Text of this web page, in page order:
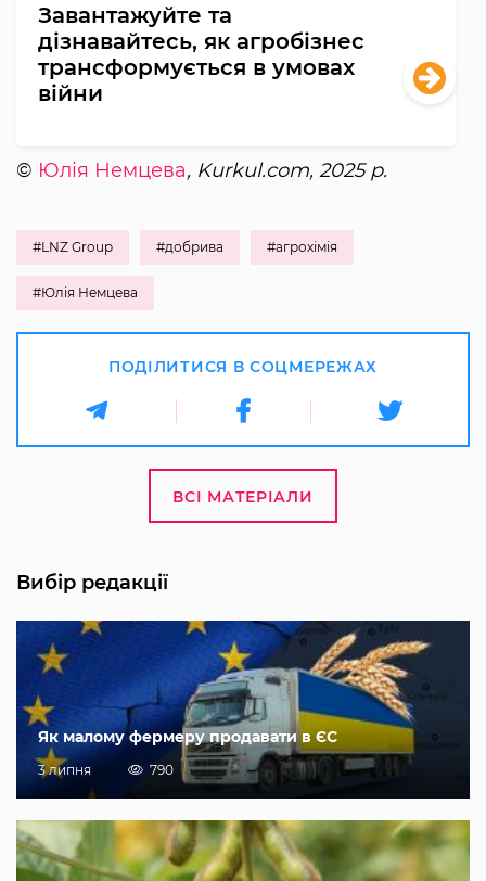
Завантажуйте та
дізнавайтесь, як агробізнес
трансформується в умовах
війни
© Юлія Немцева, Kurkul.com, 2025 р.
#LNZ Group #добрива #агрохімія
#Юлія Немцева
ПОДІЛИТИСЯ В СОЦМЕРЕЖАХ
ВСІ МАТЕРІАЛИ
Вибір редакції
Як малому фермеру продавати в ЄС
3 липня 790